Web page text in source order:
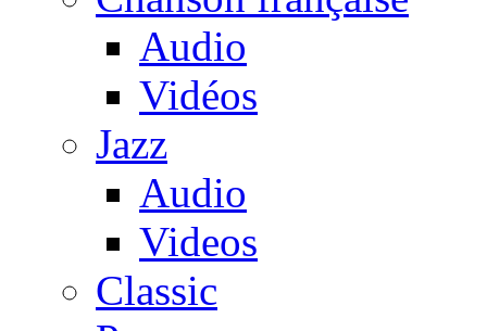
Audio
Vidéos
Jazz
Audio
Videos
Classic